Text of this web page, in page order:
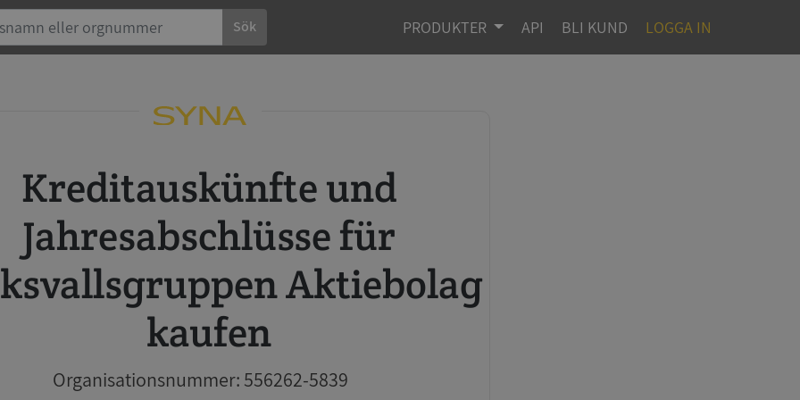
Sök PRODUKTER API BLI KUND LOGGA IN
Kreditauskünfte und
Jahresabschlüsse für
Aktiebolag
kaufen
Organisationsnummer: 556262-5839